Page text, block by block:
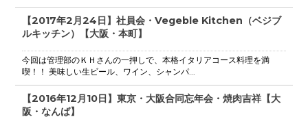
【2017年2月24日】社員会・Vegeble Kitchen（ベジブ
ルキッチン）【大阪・本町】
今回は管理部のＫＨさんの一押しで、本格イタリアコース料理を満
喫！！ 美味しい生ビール、ワイン、シャンパ...
【2016年12月10日】東京・大阪合同忘年会・焼肉吉祥【大
阪・なんば】